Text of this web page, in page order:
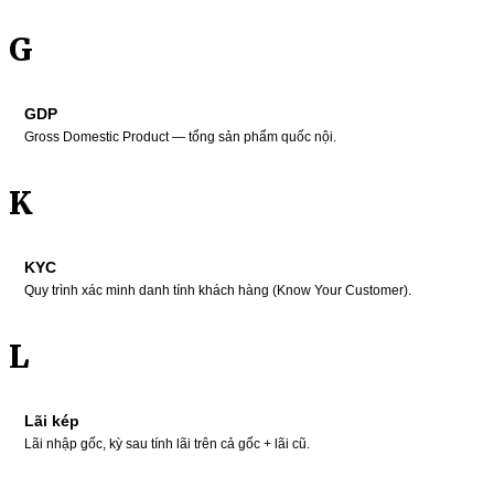
G
GDP
Gross Domestic Product — tổng sản phẩm quốc nội.
K
KYC
Quy trình xác minh danh tính khách hàng (Know Your Customer).
L
Lãi kép
Lãi nhập gốc, kỳ sau tính lãi trên cả gốc + lãi cũ.